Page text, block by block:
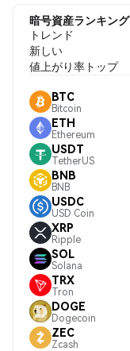
暗号資産ランキング
トレンド
新しい
値上がり率トップ
BTC
Bitcoin
ETH
Ethereum
USDT
TetherUS
BNB
BNB
USDC
USD Coin
XRP
Ripple
SOL
Solana
TRX
Tron
DOGE
Dogecoin
ZEC
Zcash